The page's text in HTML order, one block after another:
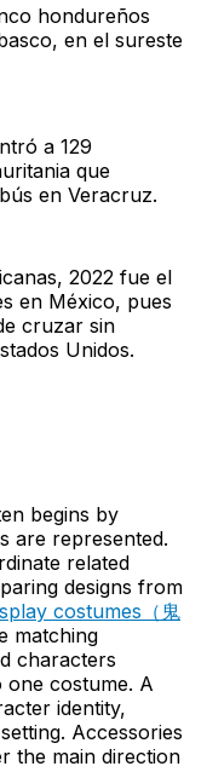
hondureños
en el sureste
a 129
que
en Veracruz.
2022 fue el
en México, pues
cruzar sin
Unidos.
begins by
are represented.
related
designs from
costumes（鬼
matching
characters
costume. A
identity,
Accessories
the main direction